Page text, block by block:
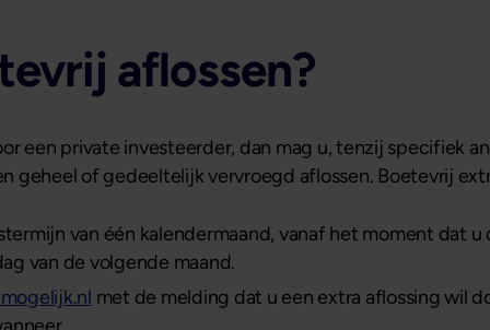
aflossen?
een private investeerder, dan mag u, tenzij specifiek
geheel of gedeeltelijk vervroegd aflossen. Boetevrij
van één kalendermaand, vanaf het moment dat
van de volgende maand.
met de melding dat u een extra aflossing wil